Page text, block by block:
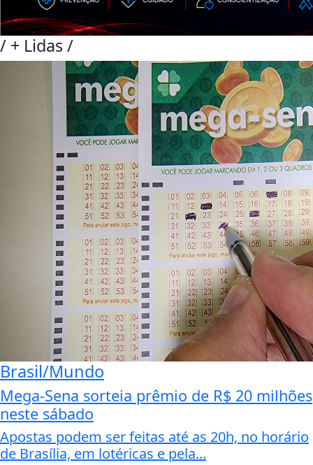
/ + Lidas/
Brasil/Mundo
Mega-Sena sorteia prêmio de R$ 20 milhões
neste sábado
Apostas podem ser feitas até as 20h, no horário
de Brasília, em lotéricas e pela...